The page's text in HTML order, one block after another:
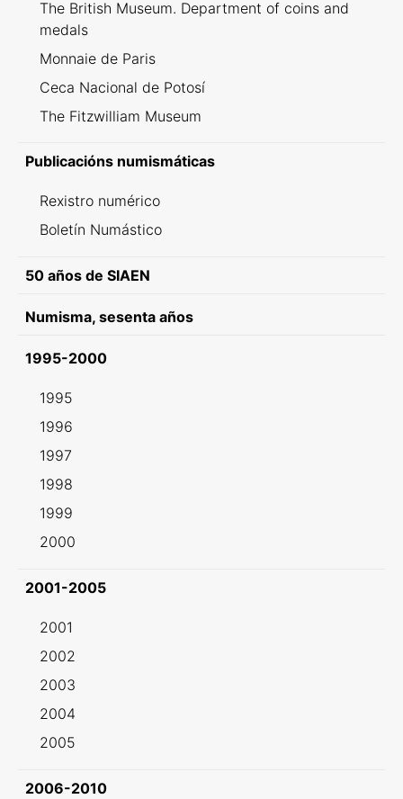
The British Museum. Department of coins and
medals
Monnaie de Paris
Ceca Nacional de Potosí
The Fitzwilliam Museum
Publicacións numismáticas
Rexistro numérico
Boletín Numástico
50 años de SIAEN
Numisma, sesenta años
1995-2000
1995
1996
1997
1998
1999
2000
2001-2005
2001
2002
2003
2004
2005
2006-2010